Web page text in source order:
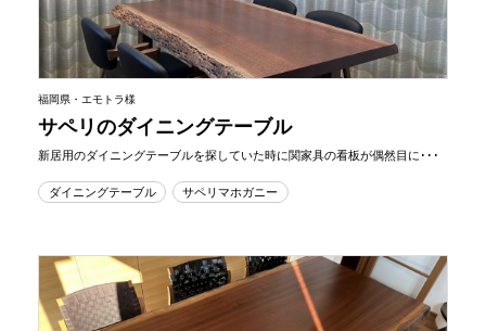
福岡県・エモトラ様
サペリのダイニングテーブル
新居用のダイニングテーブルを探していた時に関家具の看板が偶然目に･･･
ダイニングテーブル サペリマホガニー